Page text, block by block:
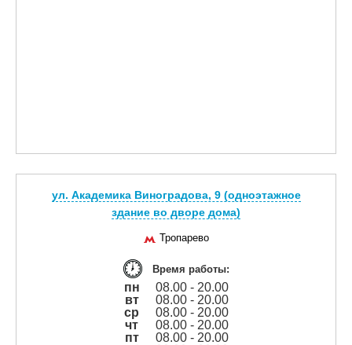
ул. Академика Виноградова, 9 (одноэтажное
здание во дворе дома)
Тропарево
Время работы:
пн
08.00 - 20.00
вт
08.00 - 20.00
ср
08.00 - 20.00
чт
08.00 - 20.00
пт
08.00 - 20.00